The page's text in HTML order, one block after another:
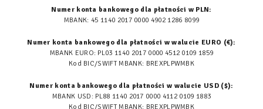
Numer konta bankowego dla płatności w PLN:
MBANK: 45 1140 2017 0000 4902 1286 8099
Numer konta bankowego dla płatności w walucie EURO (€):
MBANK EURO: PL03 1140 2017 0000 4512 0109 1859
Kod BIC/SWIFT MBANK: BREXPLPWMBK
Numer konta bankowego dla płatności w walucie USD ($):
MBANK USD: PL88 1140 2017 0000 4112 0109 1883
Kod BIC/SWIFT MBANK: BREXPLPWMBK